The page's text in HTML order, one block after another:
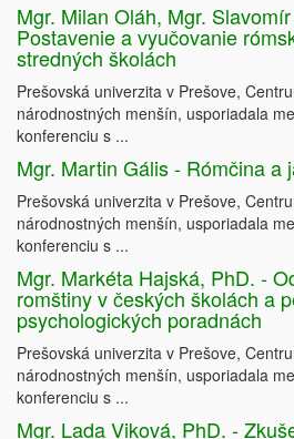
Mgr. Milan Oláh, Mgr.
Postavenie a vyučovanie
stredných školách
Prešovská univerzita v Prešove,
národnostných menšín, usporiadala
konferenciu s ...
Mgr. Martin Gális - Rómčina a
Prešovská univerzita v Prešove,
národnostných menšín, usporiadala
konferenciu s ...
Mgr. Markéta Hajská, PhD. -
romštiny v českých školách a
psychologických poradnách
Prešovská univerzita v Prešove,
národnostných menšín, usporiadala
konferenciu s ...
Mgr. Lada Viková, PhD. -